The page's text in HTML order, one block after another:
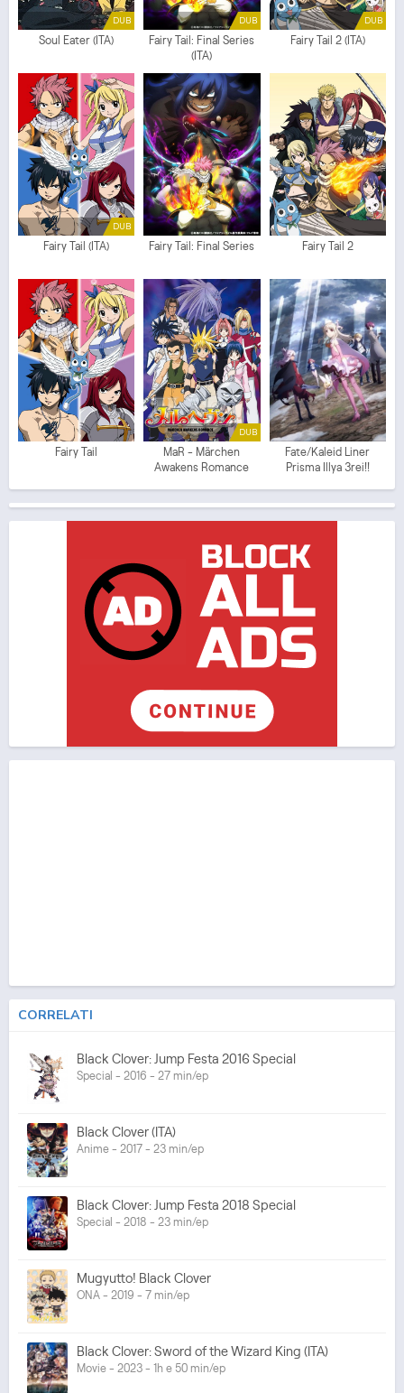
DUB
Soul Eater (ITA)
DUB
Fairy Tail: Final Series
(ITA)
DUB
Fairy Tail 2 (ITA)
DUB
Fairy Tail (ITA) Fairy Tail: Final Series Fairy Tail 2
Fairy Tail
DUB
MaR - Märchen
Awakens Romance
Fate/Kaleid Liner
Prisma Illya 3rei!!
CORRELATI
Black Clover: Jump Festa 2016 Special
Special - 2016 - 27 min/ep
Black Clover (ITA)
Anime - 2017 - 23 min/ep
Black Clover: Jump Festa 2018 Special
Special - 2018 - 23 min/ep
Mugyutto! Black Clover
ONA - 2019 - 7 min/ep
Black Clover: Sword of the Wizard King (ITA)
Movie - 2023 - 1h e 50 min/ep